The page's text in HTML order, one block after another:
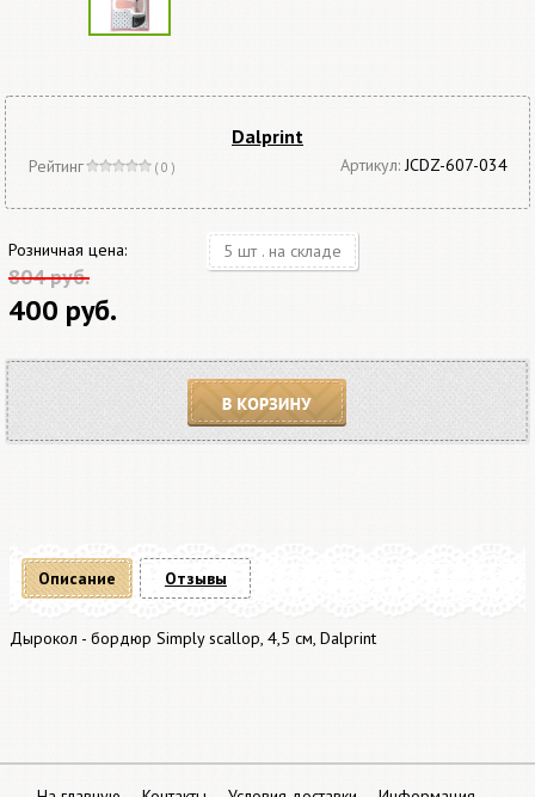
Dalprint
Рейтинг ( 0 ) Артикул:JCDZ-607-034
Розничная цена:
804 руб.
400 руб.
5 шт . на складе
В корзину
Описание
Дырокол - бордюр Simply scallop, 4,5 см, Dalprint
Отзывы